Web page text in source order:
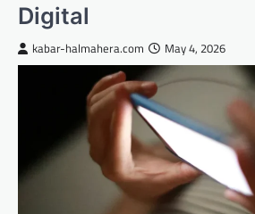
Digital
kabar-halmahera.com May 4, 2026